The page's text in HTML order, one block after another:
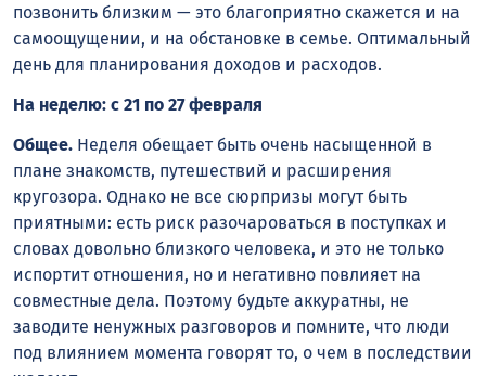
позвонить близким — это благоприятно скажется и на
самоощущении, и на обстановке в семье. Оптимальный
день для планирования доходов и расходов.
На неделю: с 21 по 27 февраля
Общее. Неделя обещает быть очень насыщенной в
плане знакомств, путешествий и расширения
кругозора. Однако не все сюрпризы могут быть
приятными: есть риск разочароваться в поступках и
словах довольно близкого человека, и это не только
испортит отношения, но и негативно повлияет на
совместные дела. Поэтому будьте аккуратны, не
заводите ненужных разговоров и помните, что люди
под влиянием момента говорят то, о чем в последствии